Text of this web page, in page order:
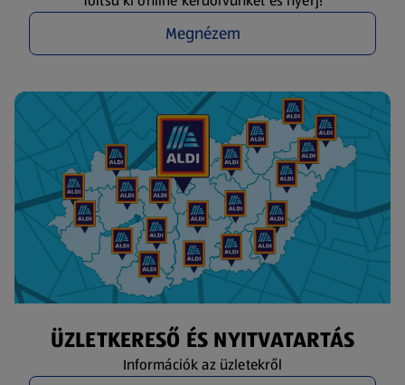
Megnézem
ÜZLETKERESŐ ÉS NYITVATARTÁS
Információk az üzletekről